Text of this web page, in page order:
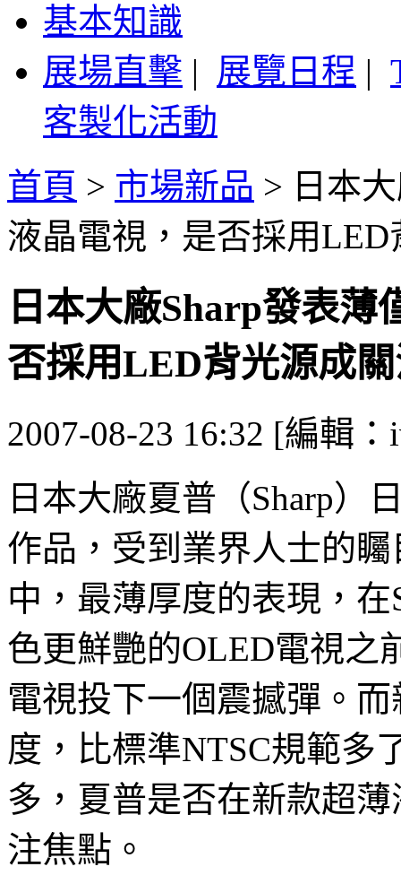
基本知識
展場直擊 | 展覽日程 |
客製化活動
首頁 > 市場新品 > 日本
液晶電視，是否採用
日本大廠Sharp發表薄
否採用LED背光源成
2007-08-23 16:32 [編輯：
日本大廠夏普（Sharp）
作品，受到業界人士的
中，最薄厚度的表現，
色更鮮艷的OLED電視之
電視投下一個震撼彈。
度，比標準NTSC規範多
多，夏普是否在新款超
注焦點。